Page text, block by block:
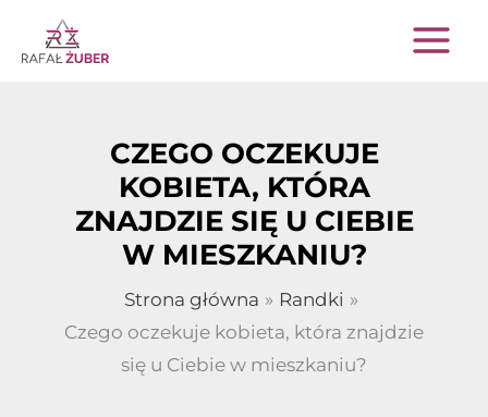
Przejdź
do
CZEGO OCZEKUJE
KOBIETA, KTÓRA
ZNAJDZIE SIĘ U CIEBIE
W MIESZKANIU?
Strona główna
Randki
Czego oczekuje kobieta, która znajdzie
się u Ciebie w mieszkaniu?